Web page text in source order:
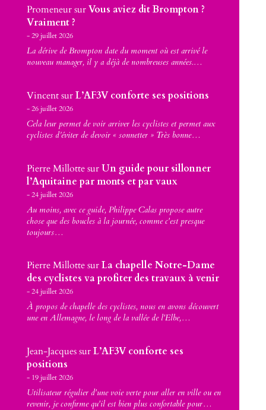
PromeneursurVous aviez dit Brompton ?
Vraiment ?
29 juillet 2026
La dérive de Brompton date du moment où est arrivé le
nouveau manager, il y a déjà de nombreuses années.…
VincentsurL’AF3V conforte ses positions
26 juillet 2026
Cela leur permet de voir arriver les cyclistes et permet aux
cyclistes d’éviter de devoir « sonnetter » Très bonne…
Pierre MillottesurUn guide pour sillonner
l’Aquitaine par monts et par vaux
24 juillet 2026
Au moins, avec ce guide, Philippe Calas propose autre
chose que des boucles à la journée, comme c'est presque
toujours…
Pierre MillottesurLa chapelle Notre-Dame
des cyclistes va profiter des travaux à venir
24 juillet 2026
À propos de chapelle des cyclistes, nous en avons découvert
une en Allemagne, le long de la vallée de l'Elbe,…
Jean-JacquessurL’AF3V conforte ses
positions
19 juillet 2026
Utilisateur régulier d'une voie verte pour aller en ville ou en
revenir, je confirme qu'il est bien plus confortable pour…